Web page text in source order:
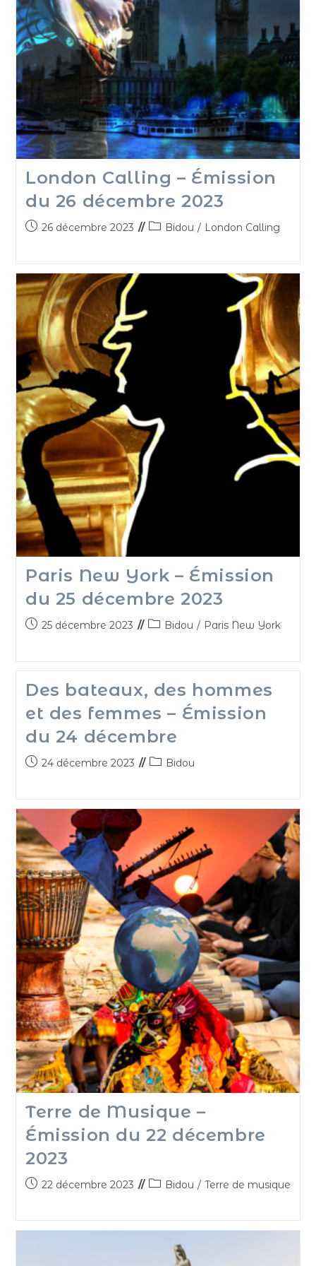
London Calling – Émission
du 26 décembre 2023
26 décembre 2023 Bidou / London Calling
Paris New York – Émission
du 25 décembre 2023
25 décembre 2023 Bidou / Paris New York
Des bateaux, des hommes
et des femmes – Émission
du 24 décembre
24 décembre 2023 Bidou
Terre de Musique –
Émission du 22 décembre
2023
22 décembre 2023 Bidou / Terre de musique